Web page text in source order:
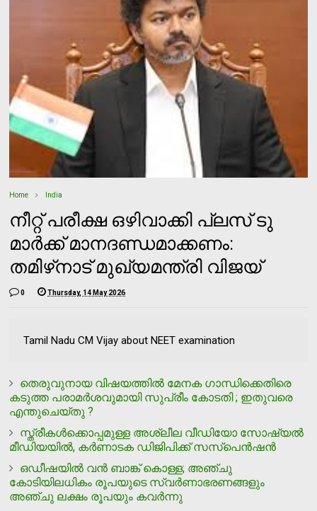
Home India
നീറ്റ് പരീക്ഷ ഒഴിവാക്കി പ്ലസ് ടു
മാര്‍ക്ക് മാനദണ്ഡമാക്കണം:
തമിഴ്‌നാട് മുഖ്യമന്ത്രി വിജയ്
0 Thursday, 14 May 2026
Tamil Nadu CM Vijay about NEET examination
തെരുവുനായ വിഷയത്തിൽ മേനക ഗാന്ധിക്കെതിരെ
കടുത്ത പരാമർശവുമായി സുപ്രീം കോടതി ; ഇതുവരെ
എന്തുചെയ്തു ?
സ്ത്രീകൾക്കൊപ്പമുള്ള അശ്ലീല വീഡിയോ സോഷ്യൽ
മീഡിയയിൽ, കര്‍ണാടക ഡിജിപിക്ക് സസ്‌പെൻഷൻ
ഒഡീഷയിൽ വൻ ബാങ്ക് കൊള്ള; അഞ്ചു
കോടിയിലധികം രൂപയുടെ സ്വർണാഭരണങ്ങളും
അഞ്ചു ലക്ഷം രൂപയും കവർന്നു